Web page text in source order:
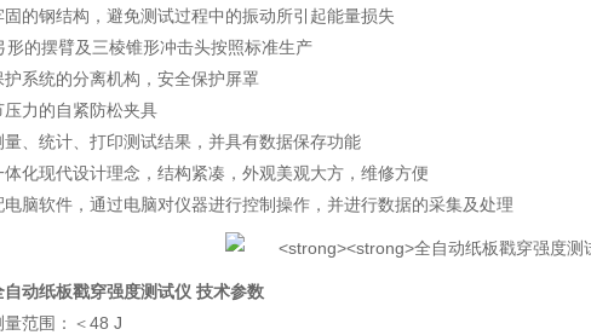
固的钢结构，避免测试过程中的振动所引起能量损失
形的摆臂及三棱锥形冲击头按照标准生产
护系统的分离机构，安全保护屏罩
压力的自紧防松夹具
量、统计、打印测试结果，并具有数据保存功能
体化现代设计理念，结构紧凑，外观美观大方，维修方便
电脑软件，通过电脑对仪器进行控制操作，并进行数据的采集及处理
自动纸板戳穿强度测试仪 技术参数
量范围：＜48 J